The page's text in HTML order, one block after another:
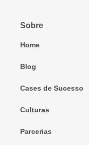
Sobre
Home
Blog
Cases de Sucesso
Culturas
Parcerias